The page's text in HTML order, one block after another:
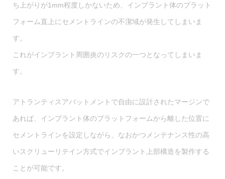
ち上がりが1mm程度しかないため、インプラント体のプラット
フォーム直上にセメントラインの不潔域が発生してしまいま
す。
これがインプラント周囲炎のリスクの一つとなってしまいま
す。
アトランティスアバットメントで自由に設計されたマージンで
あれば、インプラント体のプラットフォームから離した位置に
セメントラインを設定しながら、なおかつメンテナンス性の高
いスクリューリテイン方式でインプラント上部構造を製作する
ことが可能です。